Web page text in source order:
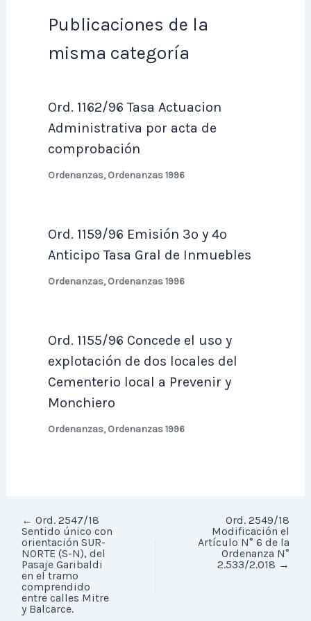
Publicaciones de la
misma categoría
Ord. 1162/96 Tasa Actuacion
Administrativa por acta de
comprobación
Ordenanzas,Ordenanzas 1996
Ord. 1159/96 Emisión 3º y 4º
Anticipo Tasa Gral de Inmuebles
Ordenanzas,Ordenanzas 1996
Ord. 1155/96 Concede el uso y
explotación de dos locales del
Cementerio local a Prevenir y
Monchiero
Ordenanzas,Ordenanzas 1996
← Ord. 2547/18
Sentido único con
orientación SUR-
NORTE (S-N), del
Pasaje Garibaldi
en el tramo
comprendido
entre calles Mitre
y Balcarce.
Ord. 2549/18
Modificación el
Artículo N° 6 de la
Ordenanza N°
2.533/2.018 →